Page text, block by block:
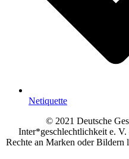
Netiquette
© 2021 Deutsche
Inter*geschlechtlichkeit e.
Rechte an Marken oder Bildern